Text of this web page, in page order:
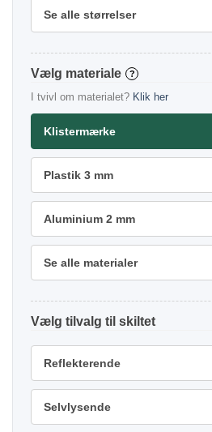
Se alle størrelser
materiale ?
I tvivl om materialet? Klik her
Klistermærke
Plastik 3 mm
Aluminium 2 mm
Se alle materialer
tilvalg
Reflekterende
Selvlysende